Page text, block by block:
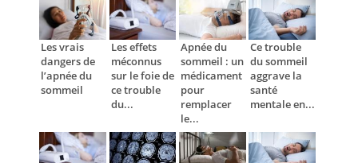
Les vrais
dangers de
l’apnée du
sommeil
Les effets
méconnus
sur le foie de
ce trouble
du...
Apnée du
sommeil : un
médicament
pour
remplacer
le...
Ce trouble
du sommeil
aggrave la
santé
mentale en...